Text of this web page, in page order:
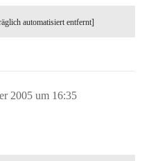
automatisiert entfernt]
2005 um 16:35